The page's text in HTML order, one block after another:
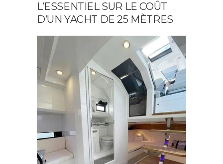
L’ESSENTIEL SUR LE COÛT
D’UN YACHT DE 25 MÈTRES